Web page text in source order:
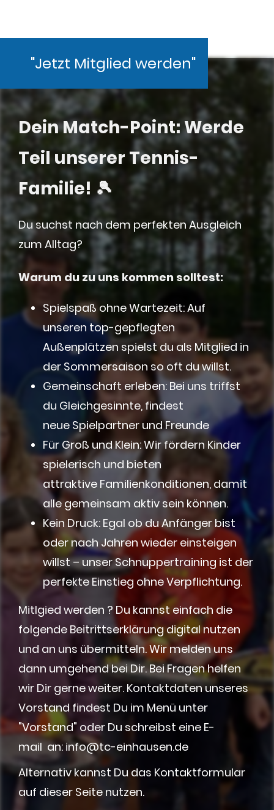
"Jetzt Mitglied werden"
Dein Match-Point: Werde
Teil unserer Tennis-
Familie! 🎾
Du suchst nach dem perfekten Ausgleich
zum Alltag?
Warum du zu uns kommen solltest:
Spielspaß ohne Wartezeit: Auf
unseren top-gepflegten
Außenplätzen spielst du als Mitglied in
der Sommersaison so oft du willst.
Gemeinschaft erleben: Bei uns triffst
du Gleichgesinnte, findest
neue Spielpartner und Freunde
Für Groß und Klein: Wir fördern Kinder
spielerisch und bieten
attraktive Familienkonditionen, damit
alle gemeinsam aktiv sein können.
Kein Druck: Egal ob du Anfänger bist
oder nach Jahren wieder einsteigen
willst – unser Schnuppertraining ist der
perfekte Einstieg ohne Verpflichtung.
Mitlgied werden ? Du kannst einfach die
folgende Beitrittserklärung digital nutzen
und an uns übermitteln. Wir melden uns
dann umgehend bei Dir. Bei Fragen helfen
wir Dir gerne weiter. Kontaktdaten unseres
Vorstand findest Du im Menü unter
"Vorstand" oder Du schreibst eine E-
mail an: info@tc-einhausen.de
Alternativ kannst Du das Kontaktformular
auf dieser Seite nutzen.